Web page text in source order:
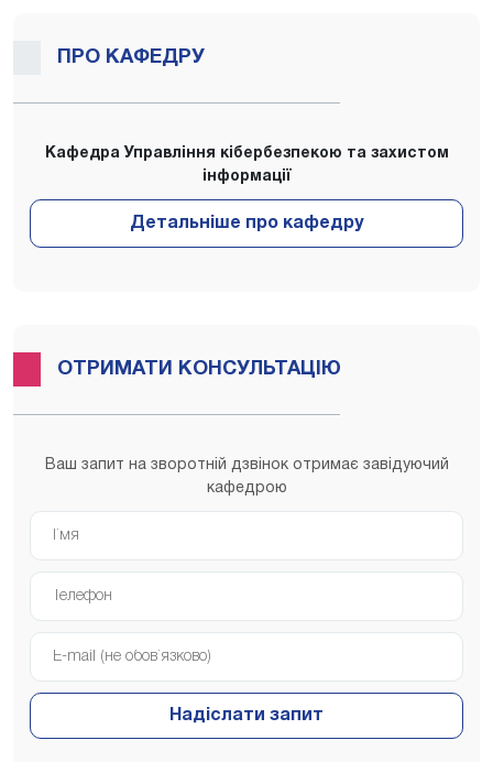
ПРО КАФЕДРУ
Кафедра Управління кібербезпекою та захистом
інформації
ОТРИМАТИ КОНСУЛЬТАЦІЮ
Ваш запит на зворотній дзвінок отримає завідуючий
кафедрою
Надіслати запит